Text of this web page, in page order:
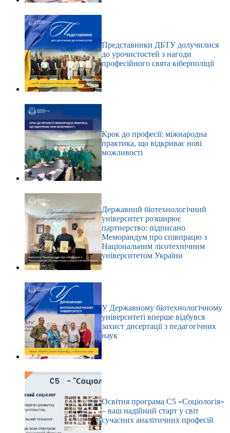
Представники ДБТУ долучилися
до урочистостей з нагоди
професійного свята кіберполіції
Крок до професії: міжнародна
практика, що відкриває нові
можливості
Державний біотехнологічний
університет розширює
партнерство: підписано
Меморандум про співпрацю з
Національним лісотехнічним
університетом України
У Державному біотехнологічному
університеті вперше відбувся
захист дисертації з педагогічних
наук
Освітня програма С5 «Соціологія»
– ваш надійний старт у світ
сучасних аналітичних професій